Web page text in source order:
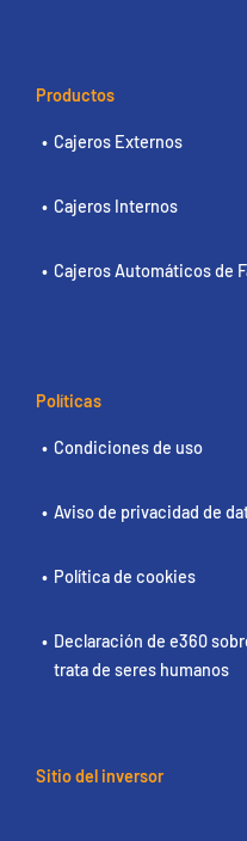
Productos
Cajeros Externos
Cajeros Internos
Cajeros Automáticos de
Políticas
Condiciones de uso
Aviso de privacidad de
Política de cookies
Declaración de e360
trata de seres humanos
Sitio del inversor